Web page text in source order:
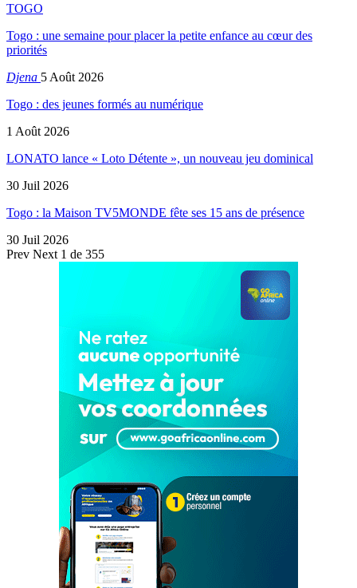
TOGO
Togo : une semaine pour placer la petite enfance au cœur des
priorités
Djena 5 Août 2026
Togo : des jeunes formés au numérique
1 Août 2026
LONATO lance « Loto Détente », un nouveau jeu dominical
30 Juil 2026
Togo : la Maison TV5MONDE fête ses 15 ans de présence
30 Juil 2026
Prev Next 1 de 355